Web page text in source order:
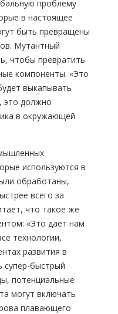
проблему
в настоящее
быть превращены
Мутантный
чтобы превратить
компоненты. «Это
выкапывать
это должно
в окружающей
используются в
обработаны,
всего за
что такое же
«Это дает нам
технологии,
развития в
супер-быстрый
потенциальные
могут включать
плавающего